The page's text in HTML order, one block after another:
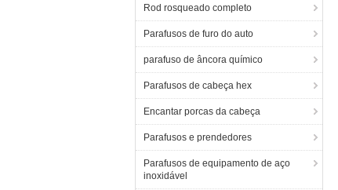
Rod rosqueado completo
Parafusos de furo do auto
parafuso de âncora químico
Parafusos de cabeça hex
Encantar porcas da cabeça
Parafusos e prendedores
Parafusos de equipamento de aço
inoxidável